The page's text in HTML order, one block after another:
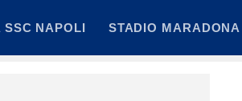
SSC NAPOLI STADIO MARADONA